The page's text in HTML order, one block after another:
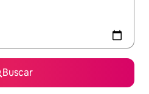
Buscar